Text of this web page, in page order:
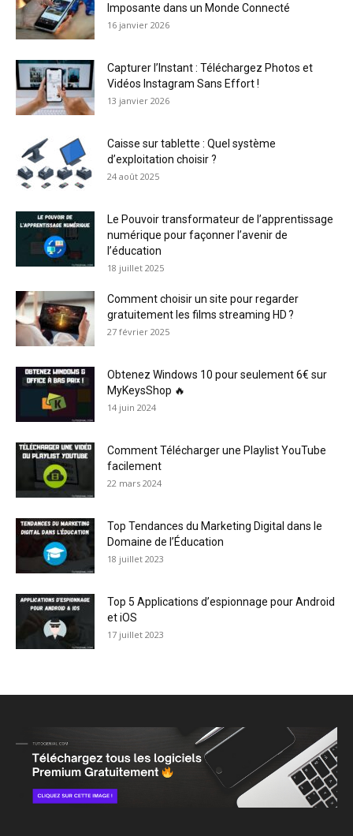
Imposante dans un Monde Connecté
16 janvier 2026
Capturer l’Instant : Téléchargez Photos et
Vidéos Instagram Sans Effort !
13 janvier 2026
Caisse sur tablette : Quel système
d’exploitation choisir ?
24 août 2025
Le Pouvoir transformateur de l’apprentissage
numérique pour façonner l’avenir de
l’éducation
18 juillet 2025
Comment choisir un site pour regarder
gratuitement les films streaming HD ?
27 février 2025
Obtenez Windows 10 pour seulement 6€ sur
MyKeysShop 🔥
14 juin 2024
Comment Télécharger une Playlist YouTube
facilement
22 mars 2024
Top Tendances du Marketing Digital dans le
Domaine de l’Éducation
18 juillet 2023
Top 5 Applications d’espionnage pour Android
et iOS
17 juillet 2023